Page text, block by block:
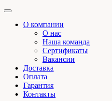
О компании
О нас
Наша команда
Сертификаты
Вакансии
Доставка
Оплата
Гарантия
Контакты